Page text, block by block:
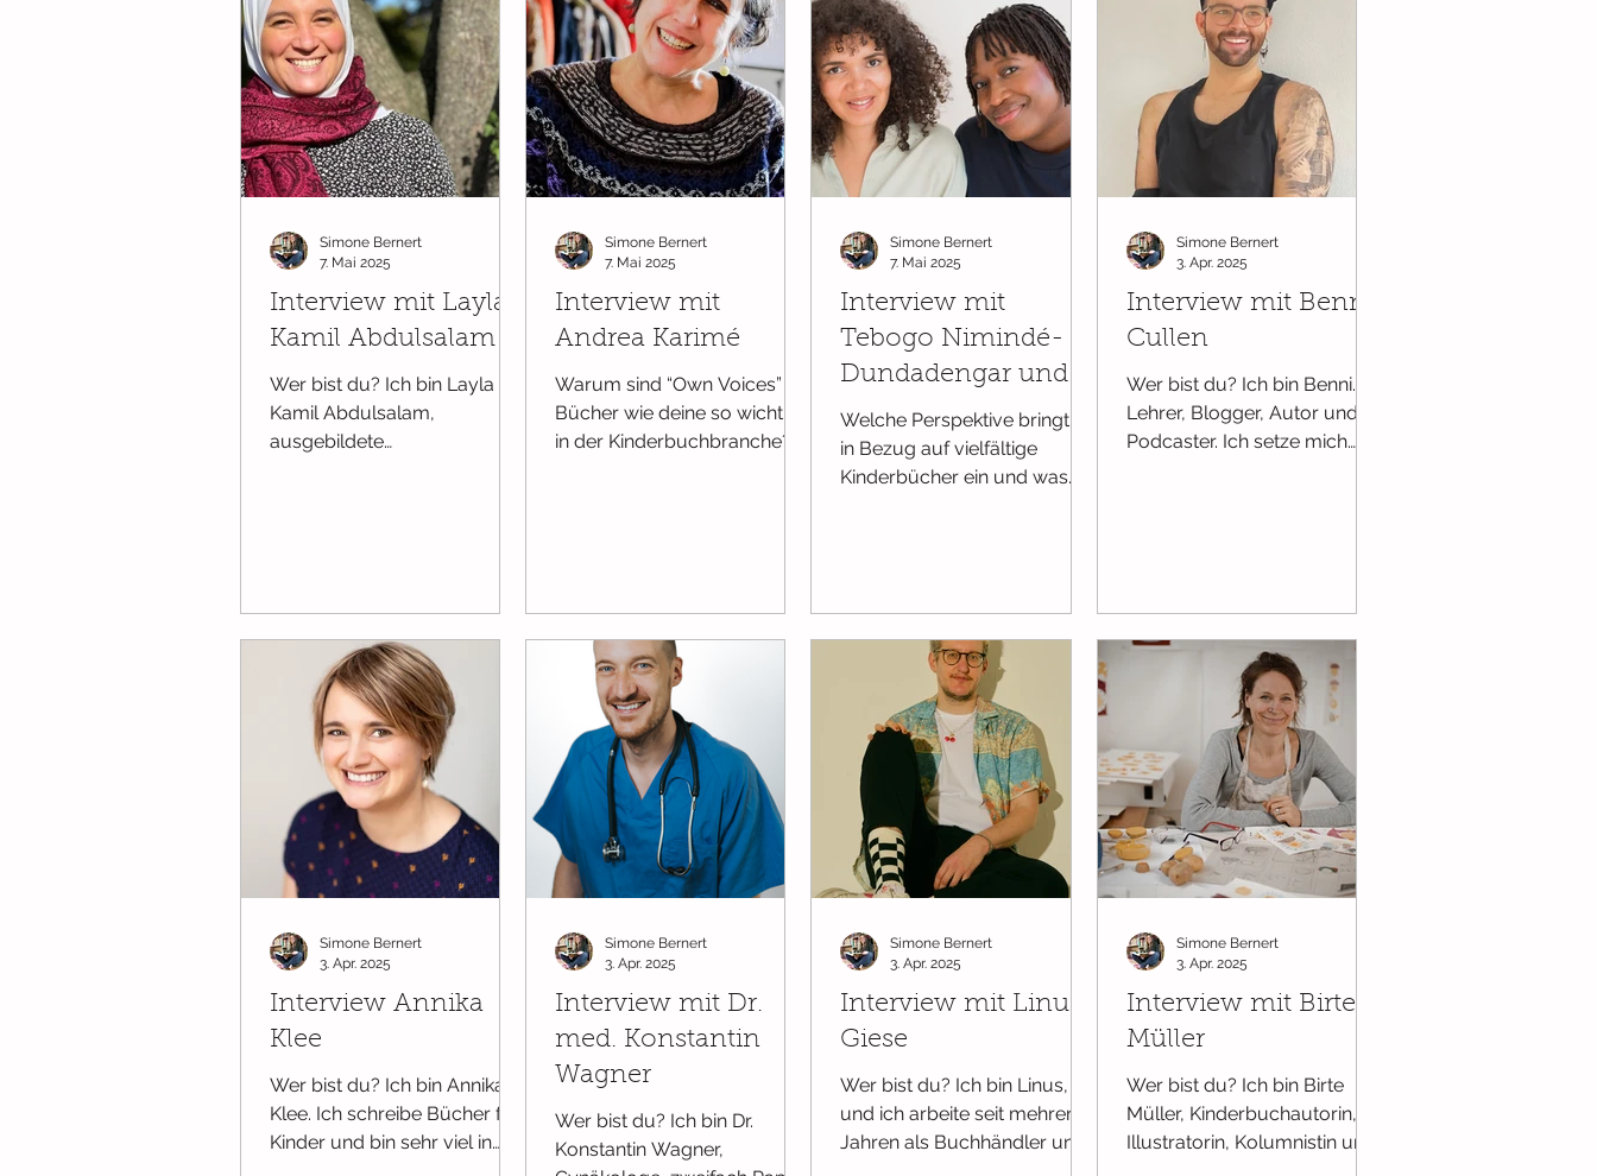
Interview mit Layla
Kamil Abdulsalam
Wer bist du? Ich bin Layla
Kamil Abdulsalam,
ausgebildete
Simone Bernert
7. Mai 2025
Interview mit
Andrea Karimé
Warum sind “Own Voices”
Bücher wie deine so wichtig
in der Kinderbuchbranche?
Simone Bernert
7. Mai 2025
Interview mit
Tebogo Nimindé-
Dundadengar und
Olaolu Fajembola
Welche Perspektive bringt ihr
in Bezug auf vielfältige
Kinderbücher ein und was
Simone Bernert
7. Mai 2025
Interview mit Benni
Cullen
Wer bist du? Ich bin Benni.
Lehrer, Blogger, Autor und
Podcaster. Ich setze mich
Simone Bernert
3. Apr. 2025
Interview Annika
Klee
Wer bist du? Ich bin Annika
Klee. Ich schreibe Bücher für
Kinder und bin sehr viel in
Simone Bernert
3. Apr. 2025
Interview mit Dr.
med. Konstantin
Wagner
Wer bist du? Ich bin Dr.
Konstantin Wagner,
Simone Bernert
3. Apr. 2025
Interview mit Linus
Giese
Wer bist du? Ich bin Linus,
und ich arbeite seit mehreren
Jahren als Buchhändler und
Simone Bernert
3. Apr. 2025
Interview mit Birte
Müller
Wer bist du? Ich bin Birte
Müller, Kinderbuchautorin,
Illustratorin, Kolumnistin und
Simone Bernert
3. Apr. 2025